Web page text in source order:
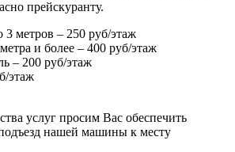
прейскуранту.
метров – 250 руб/этаж
и более – 400 руб/этаж
– 200 руб/этаж
этаж
услуг просим Вас обеспечить
нашей машины к месту